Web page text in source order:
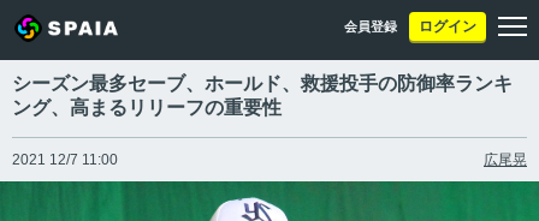
会員登録 ログイン
シーズン最多セーブ、ホールド、救援投手の防御率ランキ
ング、高まるリリーフの重要性
2021 12/7 11:00 広尾晃